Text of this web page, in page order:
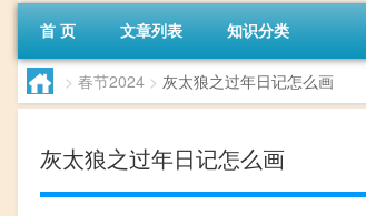
首 页 文章列表 知识分类
> 春节2024 > 灰太狼之过年日记怎么画
灰太狼之过年日记怎么画